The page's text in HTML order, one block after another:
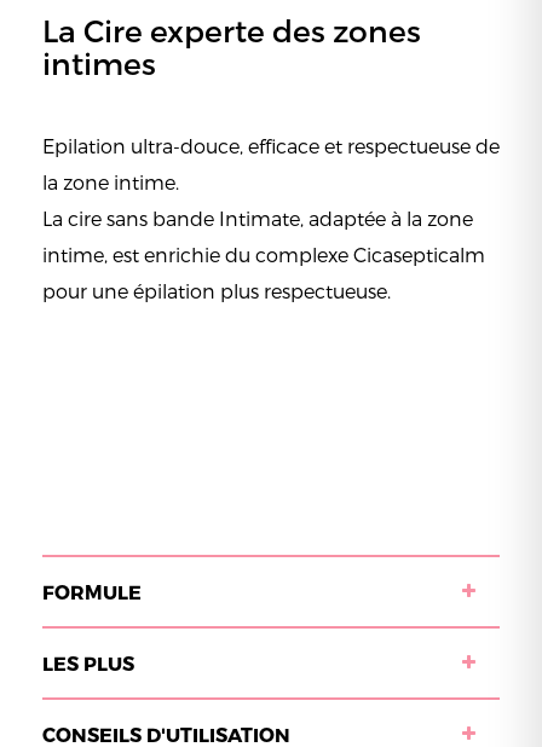
La Cire experte des zones
intimes
Epilation ultra-douce, efficace et respectueuse de
la zone intime.
La cire sans bande Intimate, adaptée à la zone
intime, est enrichie du complexe Cicasepticalm
pour une épilation plus respectueuse.
FORMULE
LES PLUS
CONSEILS D'UTILISATION